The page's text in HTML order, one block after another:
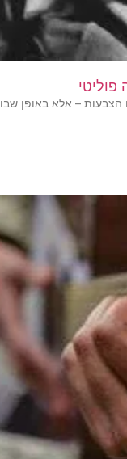
– אלא באופן שבו